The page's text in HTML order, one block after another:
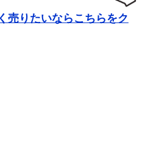
売りたいならこちらをク